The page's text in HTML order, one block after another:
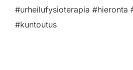
#urheilufysioterapia #hieronta
#kuntoutus